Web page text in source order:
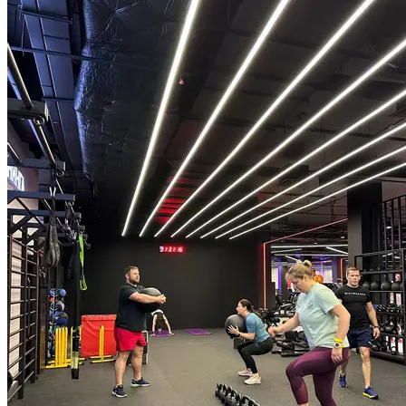
тяжелой атлетики, гимнастики, бега, гиревого спорта.
Продолжительность 55 минут.